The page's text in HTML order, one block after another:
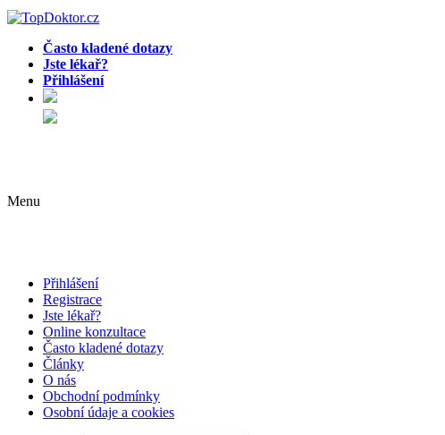
Často kladené dotazy
Jste lékař?
Přihlášení
Menu
Přihlášení
Registrace
Jste lékař?
Online konzultace
Často kladené dotazy
Články
O nás
Obchodní podmínky
Osobní údaje a cookies